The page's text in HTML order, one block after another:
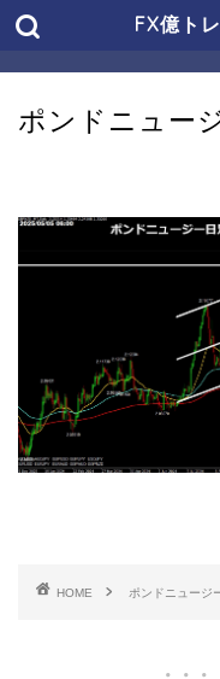
FX億ト
ポンドニュー
HOME ポンドニュージ